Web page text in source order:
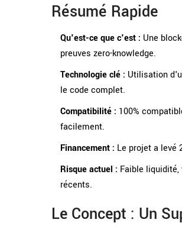
Résumé Rapide
Qu'est-ce que c'est : Une
preuves zero-knowledge.
Technologie clé : Utilisation
le code complet.
Compatibilité : 100%
facilement.
Financement : Le projet a levé
Risque actuel : Faible
récents.
Le Concept : Un